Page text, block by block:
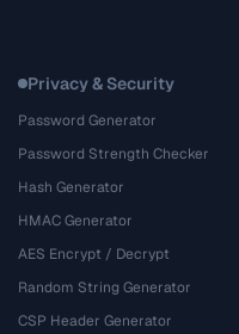
Privacy & Security
Password Generator
Password Strength Checker
Hash Generator
HMAC Generator
AES Encrypt / Decrypt
Random String Generator
CSP Header Generator